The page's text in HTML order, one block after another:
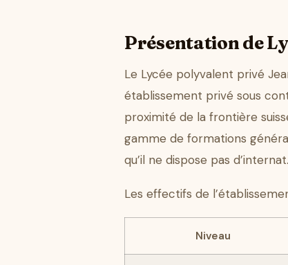
Présentation de
Le Lycée polyvalent privé
établissement privé sous
proximité de la frontière
gamme de formations
qu’il ne dispose pas d’internat.
Les effectifs de
Niveau